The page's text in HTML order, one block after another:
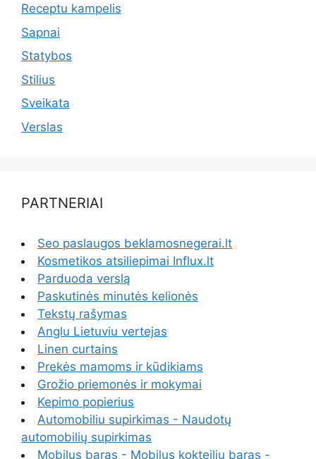
Receptu kampelis
Sapnai
Statybos
Stilius
Sveikata
Verslas
PARTNERIAI
Seo paslaugos beklamosnegerai.lt
Kosmetikos atsiliepimai Influx.lt
Parduoda verslą
Paskutinės minutės kelionės
Tekstų rašymas
Anglu Lietuviu vertejas
Linen curtains
Prekės mamoms ir kūdikiams
Grožio priemonės ir mokymai
Kepimo popierius
Automobiliu supirkimas - Naudotų
automobilių supirkimas
Mobilus baras - Mobilus kokteilių baras -